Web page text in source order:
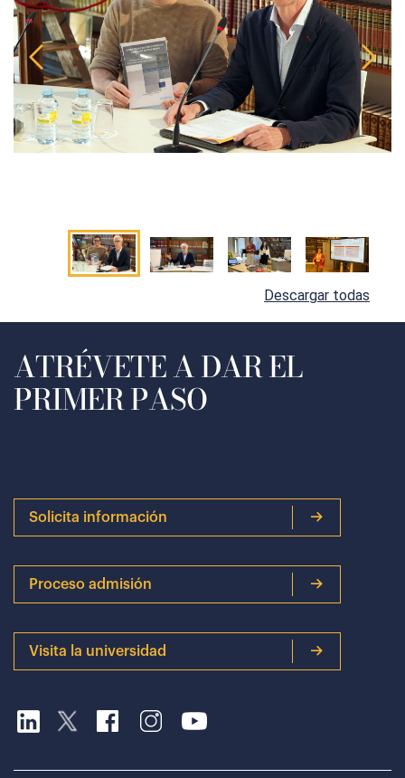
Descargar todas
ATRÉVETE A DAR EL
PRIMER PASO
Solicita información
Proceso admisión
Visita la universidad